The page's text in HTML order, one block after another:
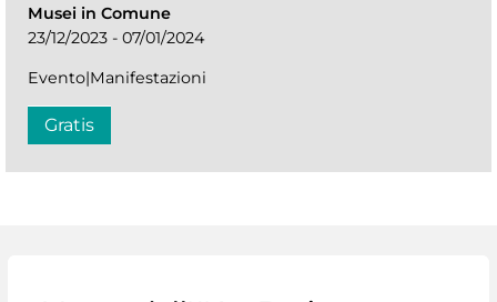
Musei in Comune
23/12/2023 - 07/01/2024
Evento|Manifestazioni
Gratis